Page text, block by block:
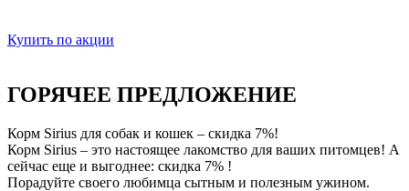
Купить по акции
ГОРЯЧЕЕ ПРЕДЛОЖЕНИЕ
Корм Sirius для собак и кошек – скидка 7%!
Корм Sirius – это настоящее лакомство для ваших питомцев! А
сейчас еще и выгоднее: скидка 7% !
Порадуйте своего любимца сытным и полезным ужином.